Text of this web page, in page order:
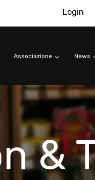
Login
Associazione News
&